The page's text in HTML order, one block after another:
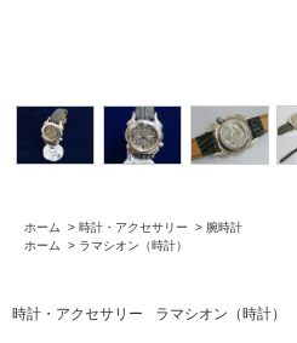
ホーム > 時計・アクセサリー > 腕時計
ホーム
> ラマシオン（時計）
時計・アクセサリー ラマシオン（時計）